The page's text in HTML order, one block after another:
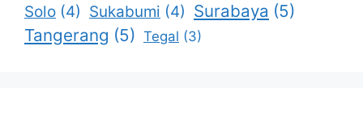
Solo (4) Sukabumi (4) Surabaya (5)
Tangerang (5) Tegal (3)